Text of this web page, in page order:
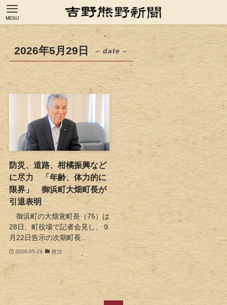
MENU
2026年5月29日 – date –
防災、道路、柑橘振興など
に尽力 「年齢、体力的に
限界」 御浜町大畑町長が
引退表明
御浜町の大畑覚町長（75）は
28日、町役場で記者会見し、９
月22日告示の次期町長...
2026-05-29 政治